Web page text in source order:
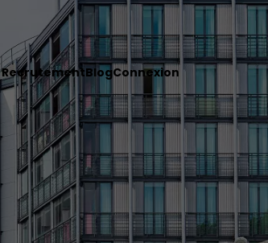
RecrutementBlogConnexion